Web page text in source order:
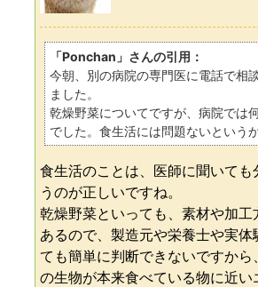
「Ponchan」さんの引用：
今朝、別の病院の専門医に電話で相
ました。
乾燥野菜についてですが、病院では
でした。食生活には問題ないという
食生活のことは、医師に聞いても
うのが正しいですね。
乾燥野菜といっても、素材や加工
あるので、製造元や栄養士や実体
ても簡単に判断できないですから
の生物が本来食べている物に近い